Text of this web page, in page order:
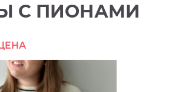
С ПИОНАМИ